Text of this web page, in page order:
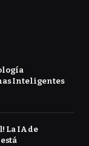
Inteligentes
La IA de